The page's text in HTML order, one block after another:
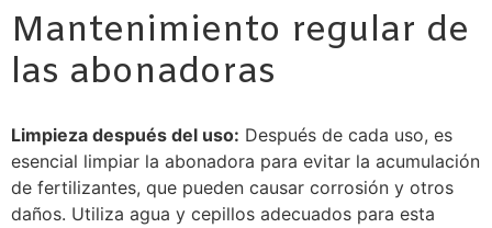
Mantenimiento regular de
las abonadoras
Limpieza después del uso: Después de cada uso, es
esencial limpiar la abonadora para evitar la acumulación
de fertilizantes, que pueden causar corrosión y otros
daños. Utiliza agua y cepillos adecuados para esta